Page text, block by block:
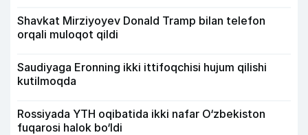
Shavkat Mirziyoyev Donald Tramp bilan telefon
orqali muloqot qildi
Saudiyaga Eronning ikki ittifoqchisi hujum qilishi
kutilmoqda
Rossiyada YTH oqibatida ikki nafar O‘zbekiston
fuqarosi halok bo‘ldi